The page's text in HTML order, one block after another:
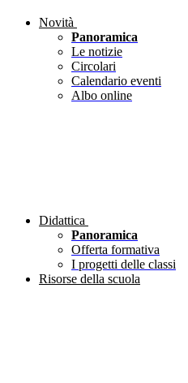
Novità
Panoramica
Le notizie
Circolari
Calendario eventi
Albo online
Didattica
Panoramica
Offerta formativa
I progetti delle classi
Risorse della scuola